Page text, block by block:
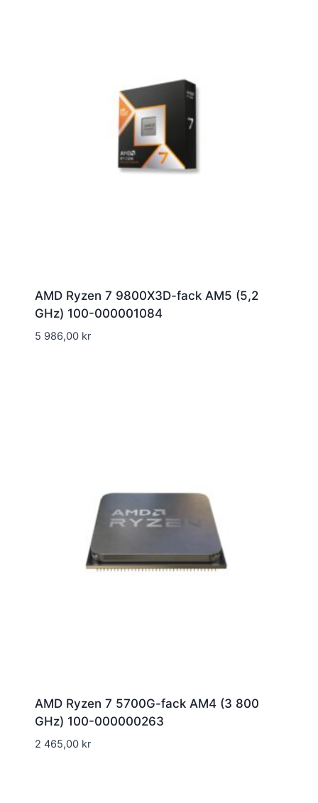
AMD Ryzen 7 9800X3D-fack AM5 (5,2
GHz) 100-000001084
5 986,00 kr
AMD Ryzen 7 5700G-fack AM4 (3 800
GHz) 100-000000263
2 465,00 kr